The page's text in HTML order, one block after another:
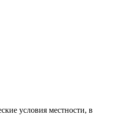
условия местности, в